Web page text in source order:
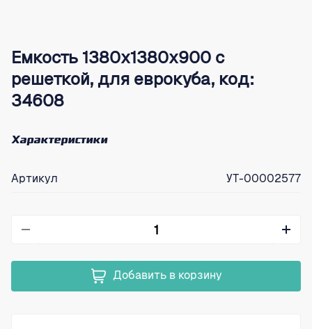
Емкость 1380х1380х900 с
решеткой, для еврокуба, код:
34608
Характеристики
Артикул УТ-00002577
Добавить в корзину